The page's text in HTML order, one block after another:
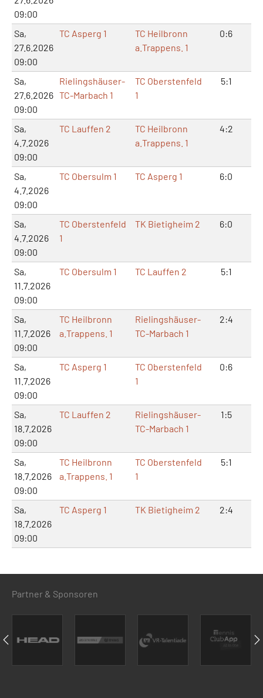
09:00
Sa,
27.6.2026
09:00
TC Asperg 1
TC Heilbronn
a.Trappens. 1
0:6
Sa,
27.6.2026
09:00
Rielingshäuser-
TC-Marbach 1
TC Oberstenfeld
1
5:1
Sa,
4.7.2026
09:00
TC Lauffen 2
TC Heilbronn
a.Trappens. 1
4:2
Sa,
4.7.2026
09:00
TC Obersulm 1 TC Asperg 1 6:0
Sa,
4.7.2026
09:00
TC Oberstenfeld
1
TK Bietigheim 2 6:0
Sa,
11.7.2026
09:00
TC Obersulm 1 TC Lauffen 2 5:1
Sa,
11.7.2026
09:00
TC Heilbronn
a.Trappens. 1
Rielingshäuser-
TC-Marbach 1
2:4
Sa,
11.7.2026
09:00
TC Asperg 1
TC Oberstenfeld
1
0:6
Sa,
18.7.2026
09:00
TC Lauffen 2
Rielingshäuser-
TC-Marbach 1
1:5
Sa,
18.7.2026
09:00
TC Heilbronn
a.Trappens. 1
TC Oberstenfeld
1
5:1
Sa,
18.7.2026
09:00
TC Asperg 1 TK Bietigheim 2 2:4
Partner & Sponsoren